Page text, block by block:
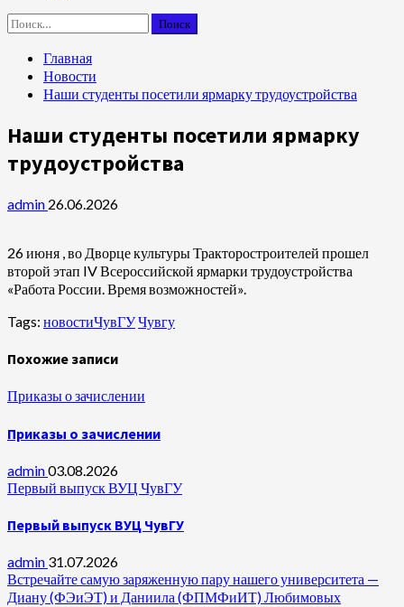
Найти:
Главная
Новости
Наши студенты посетили ярмарку трудоустройства
Наши студенты посетили ярмарку
трудоустройства
admin 26.06.2026
26 июня , во Дворце культуры Тракторостроителей прошел
второй этап IV Всероссийской ярмарки трудоустройства
«Работа России. Время возможностей».
Tags: новостиЧувГУЧувгу
Похожие записи
Приказы о зачислении
Приказы о зачислении
admin03.08.2026
Первый выпуск ВУЦ ЧувГУ
Первый выпуск ВУЦ ЧувГУ
admin 31.07.2026
Встречайте самую заряженную пару нашего университета —
Диану (ФЭиЭТ) и Даниила (ФПМФиИТ) Любимовых